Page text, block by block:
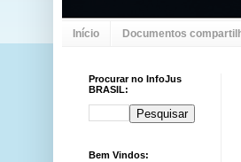
Início Documentos
Procurar no InfoJus
BRASIL:
Bem Vindos: